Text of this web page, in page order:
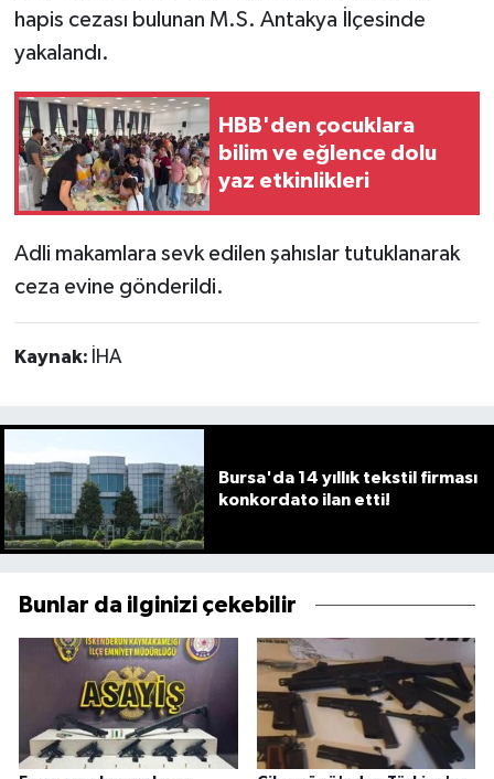
hapis cezası bulunan M.S. Antakya İlçesinde
yakalandı.
HBB'den çocuklara
bilim ve eğlence dolu
yaz etkinlikleri
Adli makamlara sevk edilen şahıslar tutuklanarak
ceza evine gönderildi.
Kaynak: İHA
Bursa'da 14 yıllık tekstil firması
konkordato ilan etti!
Bunlar da ilginizi çekebilir